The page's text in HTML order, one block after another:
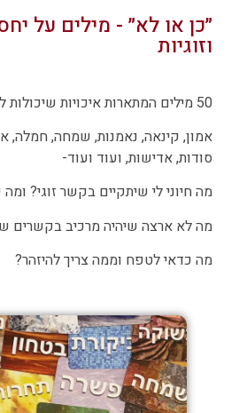
״כן או לא״ - מילים על
וזוגיות
50 מילים המתארות איכויות שיכולות להתקיים ביחסים:
אמון, קינאה, נאמנות, שמחה, חמלה,
סודות, אדישות, ועוד ועוד-
מה חיוני לי שיתקיים בקשר זוגי?
מה לא ארצה שיהיה מרכיב בקשרים
מה כדאי לטפח וממה צריך להיזהר?